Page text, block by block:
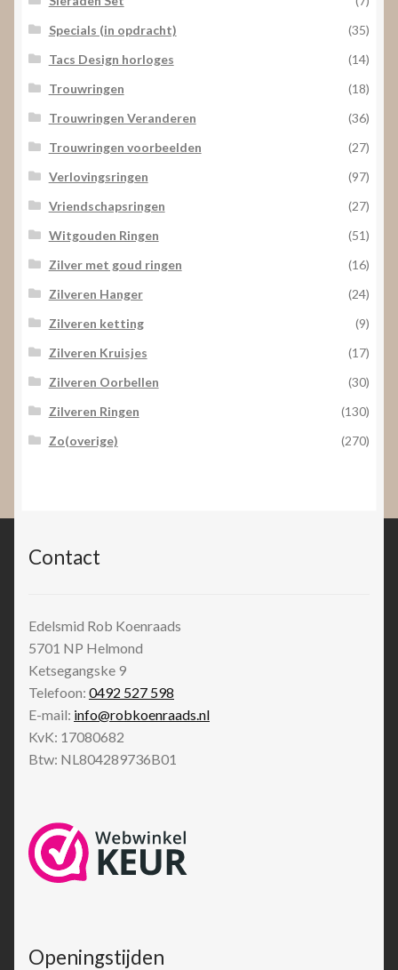
Specials (in opdracht)
(35)
Tacs Design horloges
(14)
Trouwringen
(18)
Trouwringen Veranderen
(36)
Trouwringen voorbeelden
(27)
Verlovingsringen
(97)
Vriendschapsringen
(27)
Witgouden Ringen
(51)
Zilver met goud ringen
(16)
Zilveren Hanger
(24)
Zilveren ketting
(9)
Zilveren Kruisjes
(17)
Zilveren Oorbellen
(30)
Zilveren Ringen
(130)
Zo(overige)
(270)
Contact
Edelsmid Rob Koenraads
5701 NP Helmond
Ketsegangske 9
Telefoon: 0492 527 598
E-mail: info@robkoenraads.nl
KvK: 17080682
Btw: NL804289736B01
Openingstijden